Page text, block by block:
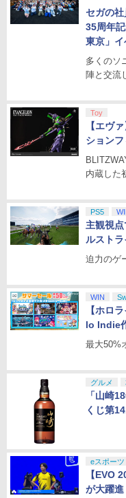
セガの
35周年
東京」イ
多くのソ
陣と交流
Toy
【エヴ
ション
内蔵した
PS5
主観視
ルスト
迫力のゲ
WIN
【ホロ
lo Indie
最大50%
グルメ
「山崎
くじ第
eスポーツ
【EVO
が大躍